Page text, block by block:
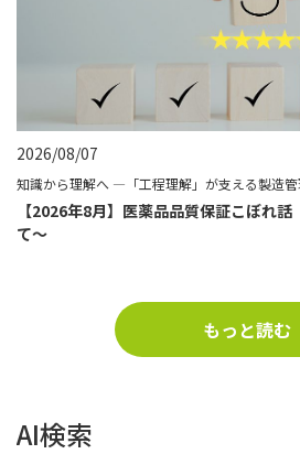
2026/08/07
知識から理解へ ―「工程理解」が支える製造
【2026年8月】医薬品品質保証こぼれ
て～
もっと読む
AI検索